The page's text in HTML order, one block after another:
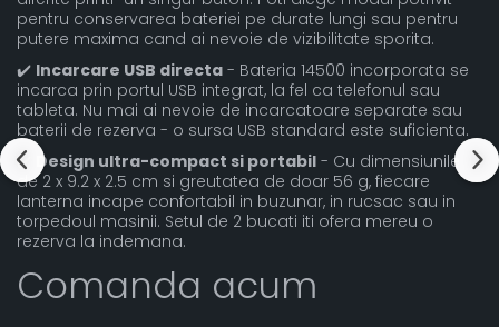
pentru conservarea bateriei pe durate lungi sau pentru
putere maxima cand ai nevoie de vizibilitate sporita.
✔️ Incarcare USB directa - Bateria 14500 incorporata se
incarca prin portul USB integrat, la fel ca telefonul sau
tableta. Nu mai ai nevoie de incarcatoare separate sau
baterii de rezerva - o sursa USB standard este suficienta.
✔️
Design ultra-compact si portabil - Cu dimensiunile
de 2 x 9.2 x 2.5 cm si greutatea de doar 56 g, fiecare
lanterna incape confortabil in buzunar, in rucsac sau in
torpedoul masinii. Setul de 2 bucati iti ofera mereu o
rezerva la indemana.
Comanda acum